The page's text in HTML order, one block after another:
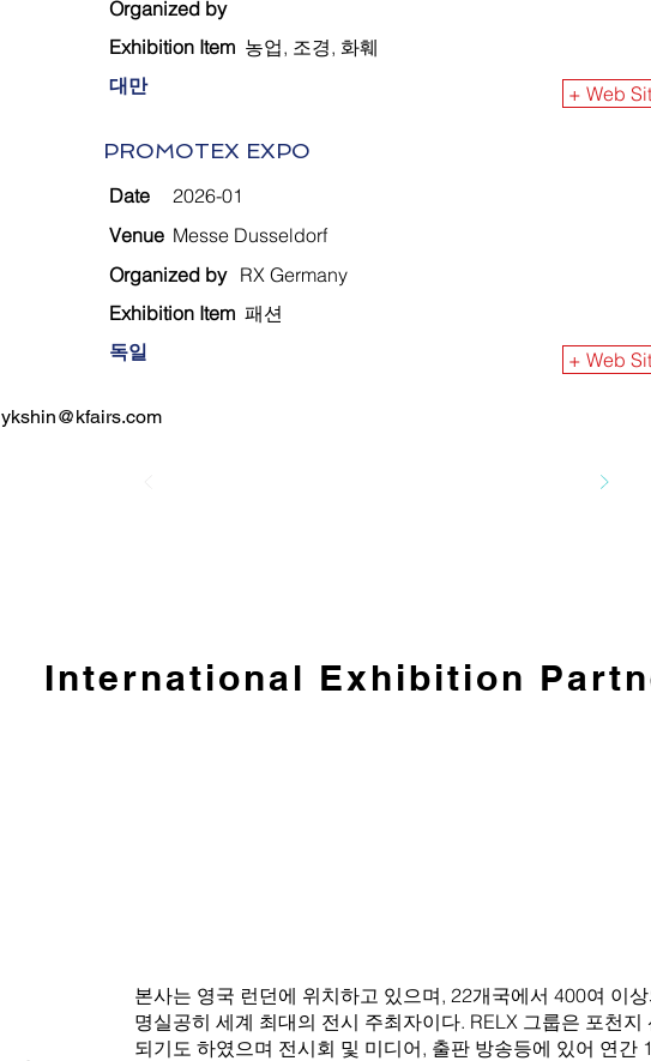
Organized by
Exhibition Item 농업, 조경, 화훼
대만
+ Web
PROMOTEX EXPO
Date
2026-01
Venue Messe Dusseldorf
Organized by
RX Germany
Exhibition Item 패션
독일
+ Web
ykshin@kfairs.com
International Exhibition
본사는 영국 런던에 위치하고 있으며, 22개국에서 400여 이
명실공히 세계 최대의 전시 주최자이다. RELX 그룹은 포천
되기도 하였으며 전시회 및 미디어, 출판 방송등에 있어 연간